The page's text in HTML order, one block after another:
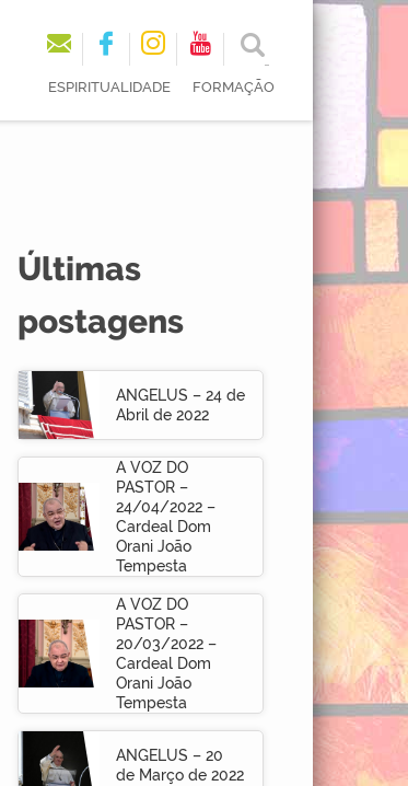
ESPIRITUALIDADE FORMAÇÃO
Últimas
postagens
ANGELUS – 24 de
Abril de 2022
A VOZ DO
PASTOR –
24/04/2022 –
Cardeal Dom
Orani João
Tempesta
A VOZ DO
PASTOR –
20/03/2022 –
Cardeal Dom
Orani João
Tempesta
ANGELUS – 20
de Março de 2022